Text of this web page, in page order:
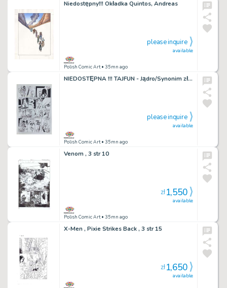
Niedostępny!!! Okładka Quintos, Andreas
Polish Comic Art• 35mn ago
available
please inquire
NIEDOSTĘPNA !!! TAJFUN - Jądro/Synonim zła - Raczkiewicz - UNIKAT - PROMOCJA !!!
Polish Comic Art• 35mn ago
available
please inquire
Venom , 3 str 10
Polish Comic Art• 35mn ago
available
zł1,550
X-Men , Pixie Strikes Back , 3 str 15
available
zł1,650